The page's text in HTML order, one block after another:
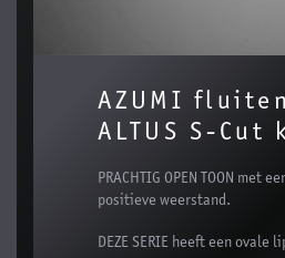
AZUMI
ALTUS S-Cut
PRACHTIG OPEN TOON met
positieve weerstand.
DEZE SERIE heeft een ovale